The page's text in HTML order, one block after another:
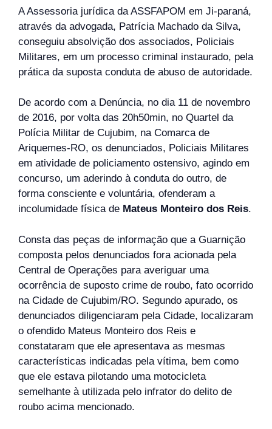
A Assessoria jurídica da ASSFAPOM em Ji-paraná,
através da advogada, Patrícia Machado da Silva,
conseguiu absolvição dos associados, Policiais
Militares, em um processo criminal instaurado, pela
prática da suposta conduta de abuso de autoridade.
De acordo com a Denúncia, no dia 11 de novembro
de 2016, por volta das 20h50min, no Quartel da
Polícia Militar de Cujubim, na Comarca de
Ariquemes-RO, os denunciados, Policiais Militares
em atividade de policiamento ostensivo, agindo em
concurso, um aderindo à conduta do outro, de
forma consciente e voluntária, ofenderam a
incolumidade física de Mateus Monteiro dos Reis.
Consta das peças de informação que a Guarnição
composta pelos denunciados fora acionada pela
Central de Operações para averiguar uma
ocorrência de suposto crime de roubo, fato ocorrido
na Cidade de Cujubim/RO. Segundo apurado, os
denunciados diligenciaram pela Cidade, localizaram
o ofendido Mateus Monteiro dos Reis e
constataram que ele apresentava as mesmas
características indicadas pela vítima, bem como
que ele estava pilotando uma motocicleta
semelhante à utilizada pelo infrator do delito de
roubo acima mencionado.